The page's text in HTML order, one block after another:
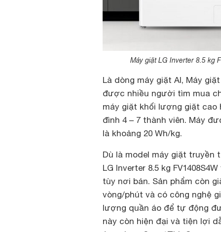
Máy giặt LG Inverter 8.5 kg
Là dòng máy giặt AI, Máy
được nhiều người tìm mua
máy giặt khối lượng giặt cao
đình 4 – 7 thành viên. Máy
là khoảng 20 Wh/kg.
Dù là model máy giặt truyền
LG Inverter 8.5 kg
tùy nơi bán. Sản phẩm còn
vòng/phút và có công nghệ
lượng quần áo để tự động
này còn hiện đại và tiện lợi